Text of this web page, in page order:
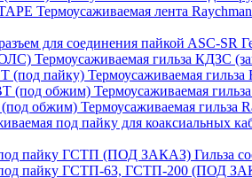
Термоусаживаемая лента
ASC‐SR
Термоусаживаемая гильза КДЗС
Термоусаживаемая
Термоусаживаемая
Термоусаживаемая
Гильза